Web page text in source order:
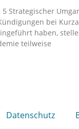
Strategischer
bei
haben,
teilweise
Datenschutz